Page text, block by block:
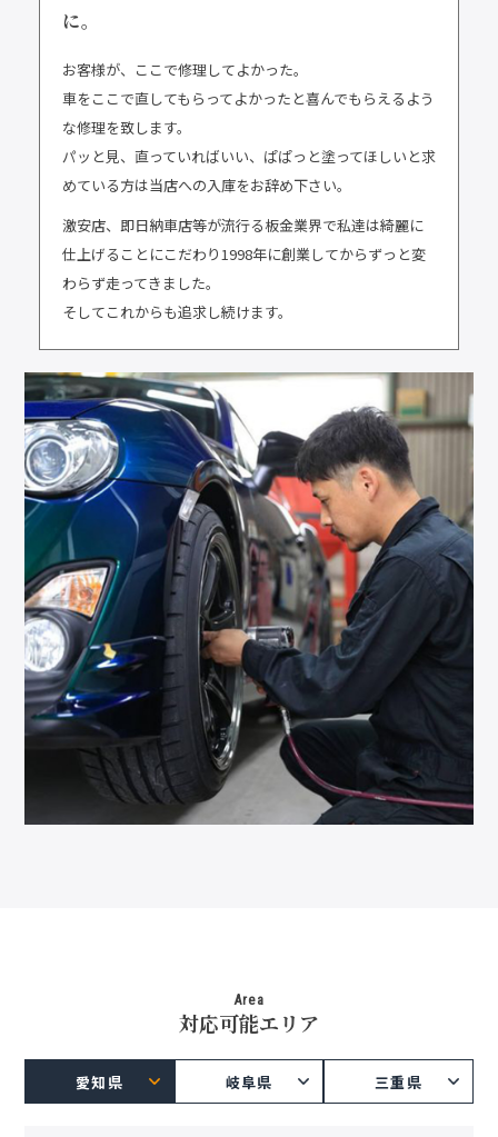
に。
お客様が、ここで修理してよかった。
車をここで直してもらってよかったと喜んでもらえるよう
な修理を致します。
パッと見、直っていればいい、ぱぱっと塗ってほしいと求
めている方は当店への入庫をお辞め下さい。
激安店、即日納車店等が流行る板金業界で私達は綺麗に
仕上げることにこだわり1998年に創業してからずっと変
わらず走ってきました。
そしてこれからも追求し続けます。
Area
対応可能エリア
愛知県 岐阜県 三重県